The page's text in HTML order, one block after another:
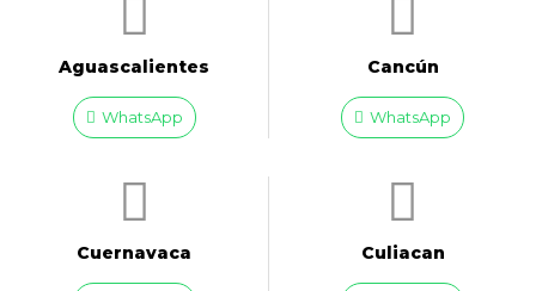
Aguascalientes
WhatsApp
Cancún
WhatsApp
Cuernavaca Culiacan